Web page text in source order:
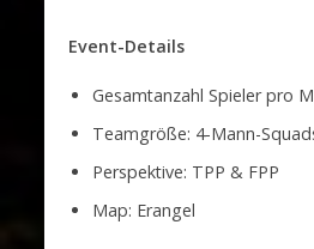
Event-Details
Gesamtanzahl Spieler pro
Teamgröße: 4-Mann-
Perspektive: TPP & FPP
Map: Erangel